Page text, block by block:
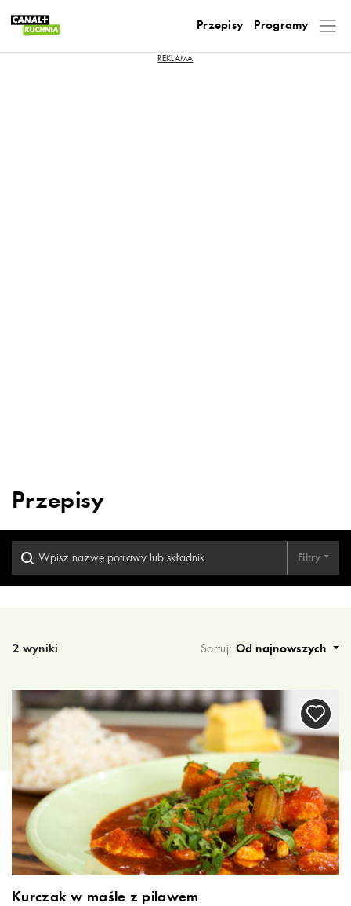
Przepisy Programy
Przepisy
Filtry
2 wyniki Sortuj: Od najnowszych
Wyniki wyszukiwania
Kurczak w maśle z pilawem